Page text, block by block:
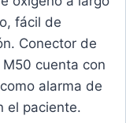
fácil de
Conector de
cuenta con
alarma de
el paciente.